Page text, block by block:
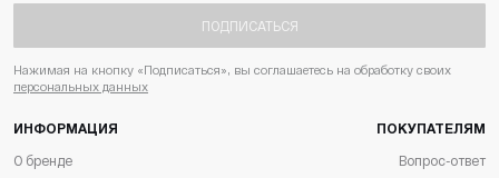
ПОДПИСАТЬСЯ
Нажимая на кнопку «Подписаться», вы соглашаетесь на обработку своих
персональных данных
ИНФОРМАЦИЯ
О бренде
ПОКУПАТЕЛЯМ
Вопрос-ответ